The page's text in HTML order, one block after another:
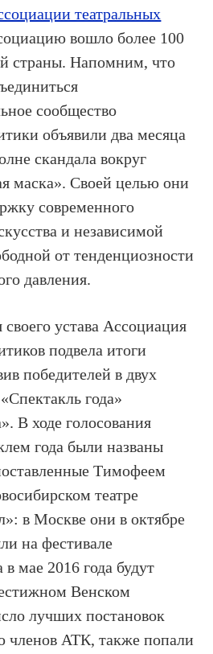
театральных
вошло более 100
страны. Напомним, что
сообщество
объявили два месяца
скандала вокруг
маска». Своей целью они
современного
и независимой
от тенденциозности
давления.
устава Ассоциация
подвела итоги
победителей в двух
года»
В ходе голосования
года были названы
Тимофеем
театре
в Москве они в октябре
на фестивале
в мае 2016 года будут
Венском
лучших постановок
членов АТК, также попали